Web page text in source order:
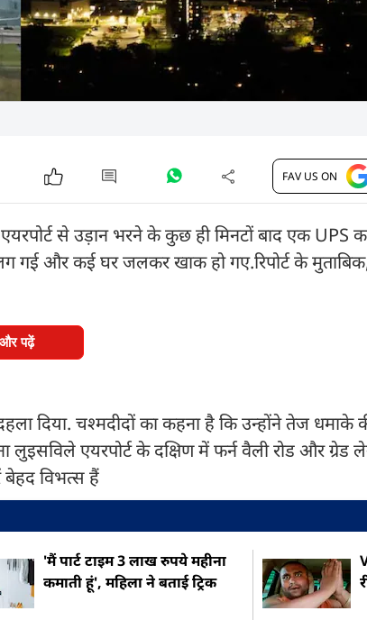
FAV US ON
से उड़ान भरने के कुछ ही मिनटों बाद एक UPS
गई और कई घर जलकर खाक हो गए.रिपोर्ट के
और पढ़ें
दिया. चश्मदीदों का कहना है कि उन्होंने तेज धमाके
एयरपोर्ट के दक्षिण में फर्न वैली रोड और ग्रेड
विभत्स हैं
'मैं पार्ट टाइम 3 लाख रुपये महीना
कमाती हूं', महिला ने बताई ट्रिक